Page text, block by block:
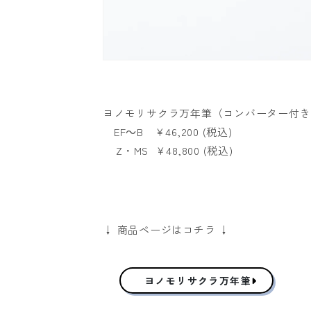
ヨノモリサクラ万年筆（コンバーター付
EF～B
￥46,200 (税込)
Z・MS ￥48,800 (税込)
↓ 商品ページはコチラ ↓
ヨノモリサクラ万年筆